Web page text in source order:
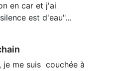
en car et j'ai
est d'eau"...
je me suis  couchée à